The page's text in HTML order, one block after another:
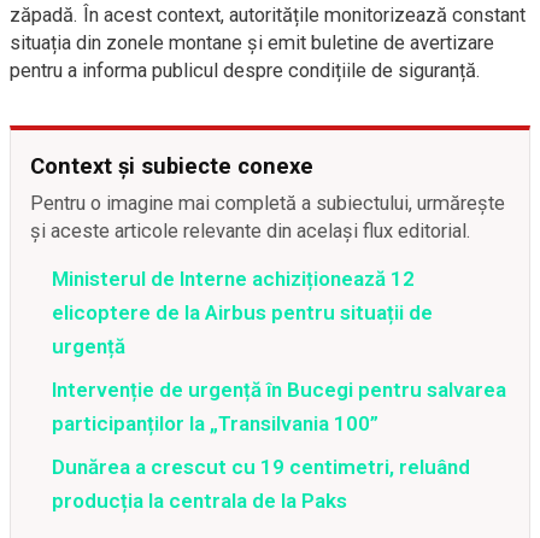
zăpadă. În acest context, autoritățile monitorizează constant
situația din zonele montane și emit buletine de avertizare
pentru a informa publicul despre condițiile de siguranță.
Context și subiecte conexe
Pentru o imagine mai completă a subiectului, urmărește
și aceste articole relevante din același flux editorial.
Ministerul de Interne achiziționează 12
elicoptere de la Airbus pentru situații de
urgență
Intervenție de urgență în Bucegi pentru salvarea
participanților la „Transilvania 100”
Dunărea a crescut cu 19 centimetri, reluând
producția la centrala de la Paks